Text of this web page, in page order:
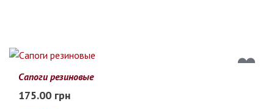
Сапоги резиновые
175.00 грн